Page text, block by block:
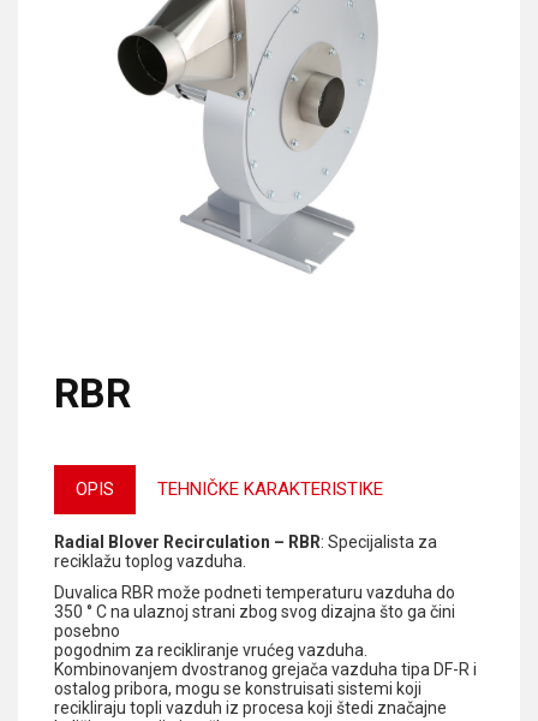
RBR
OPIS TEHNIČKE KARAKTERISTIKE
Radial Blover Recirculation – RBR: Specijalista za
reciklažu toplog vazduha.
Duvalica RBR može podneti temperaturu vazduha do
350 ° C na ulaznoj strani zbog svog dizajna što ga čini
posebno
pogodnim za recikliranje vrućeg vazduha.
Kombinovanjem dvostranog grejača vazduha tipa DF-R i
ostalog pribora, mogu se konstruisati sistemi koji
recikliraju topli vazduh iz procesa koji štedi značajne